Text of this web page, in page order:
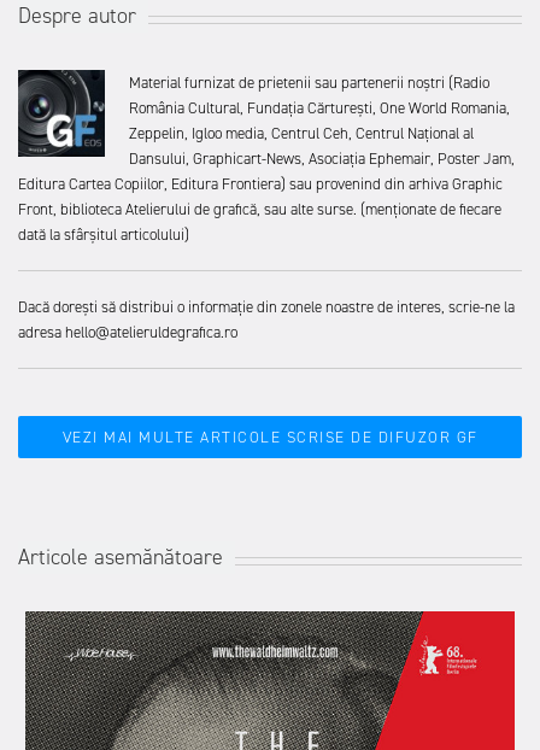
Despre autor
Material furnizat de prietenii sau partenerii noștri (Radio
România Cultural, Fundația Cărturești, One World Romania,
Zeppelin, Igloo media, Centrul Ceh, Centrul Național al
Dansului, Graphicart-News, Asociația Ephemair, Poster Jam,
Editura Cartea Copiilor, Editura Frontiera) sau provenind din arhiva Graphic
Front, biblioteca Atelierului de grafică, sau alte surse. (menționate de fiecare
dată la sfârșitul articolului)
Dacă dorești să distribui o informație din zonele noastre de interes, scrie-ne la
adresa hello@atelieruldegrafica.ro
VEZI MAI MULTE ARTICOLE SCRISE DE DIFUZOR GF
Articole asemănătoare